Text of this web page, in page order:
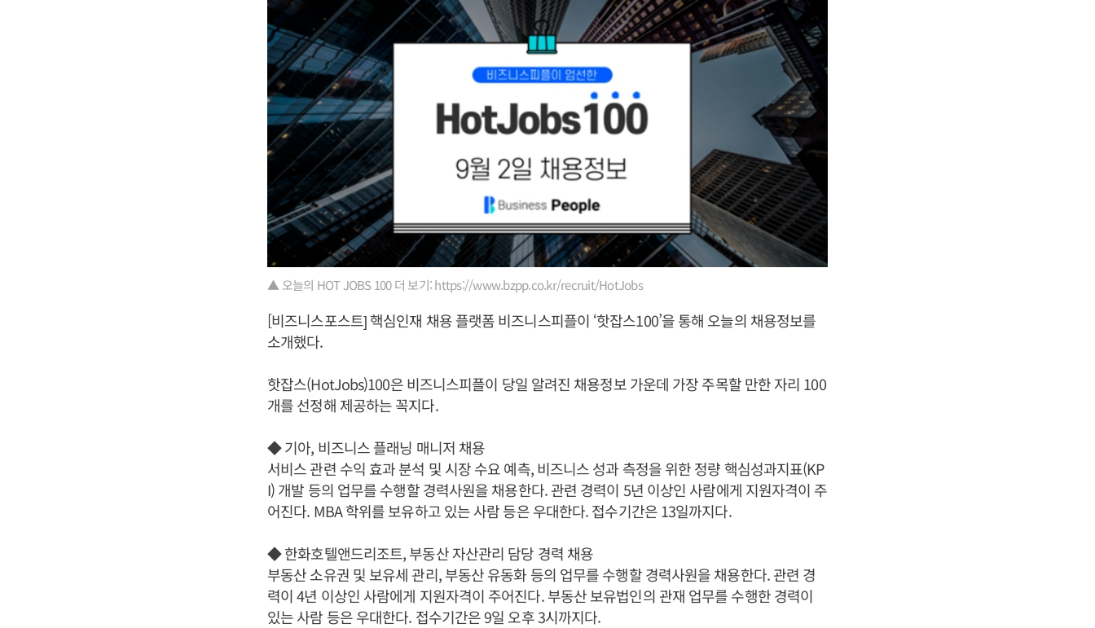
▲ 오늘의 HOT JOBS 100 더 보기: https://www.bzpp.co.kr/recruit/HotJobs
[비즈니스포스트] 핵심인재 채용 플랫폼 비즈니스피플이 ‘핫잡스100’을 통해 오늘의 채용정보를
소개했다.
핫잡스(HotJobs)100은 비즈니스피플이 당일 알려진 채용정보 가운데 가장 주목할 만한 자리 100
개를 선정해 제공하는 꼭지다.
◆ 기아, 비즈니스 플래닝 매니저 채용
서비스 관련 수익 효과 분석 및 시장 수요 예측, 비즈니스 성과 측정을 위한 정량 핵심성과지표(KP
I) 개발 등의 업무를 수행할 경력사원을 채용한다. 관련 경력이 5년 이상인 사람에게 지원자격이 주
어진다. MBA 학위를 보유하고 있는 사람 등은 우대한다. 접수기간은 13일까지다.
◆ 한화호텔앤드리조트, 부동산 자산관리 담당 경력 채용
부동산 소유권 및 보유세 관리, 부동산 유동화 등의 업무를 수행할 경력사원을 채용한다. 관련 경
력이 4년 이상인 사람에게 지원자격이 주어진다. 부동산 보유법인의 관재 업무를 수행한 경력이
있는 사람 등은 우대한다. 접수기간은 9일 오후 3시까지다.